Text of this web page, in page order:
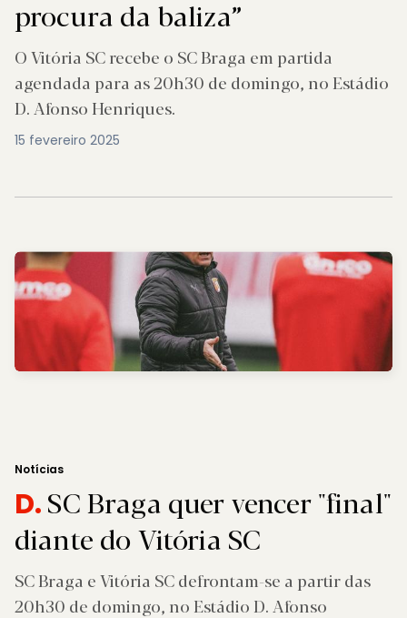
procura da baliza”
O Vitória SC recebe o SC Braga em partida
agendada para as 20h30 de domingo, no Estádio
D. Afonso Henriques.
15 fevereiro 2025
Notícias
D.SC Braga quer vencer "final"
diante do Vitória SC
SC Braga e Vitória SC defrontam-se a partir das
20h30 de domingo, no Estádio D. Afonso